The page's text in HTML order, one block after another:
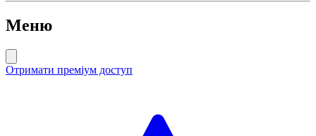
Меню
Отримати преміум доступ